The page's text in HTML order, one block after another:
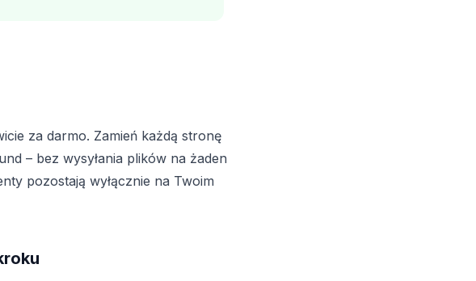
za darmo. Zamień każdą stronę
– bez wysyłania plików na żaden
pozostają wyłącznie na Twoim